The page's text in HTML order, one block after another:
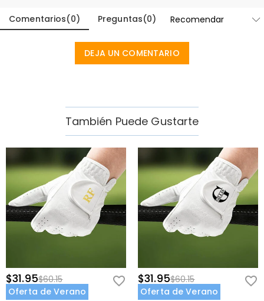
Comentarios(0) Preguntas(0)
DEJA UN COMENTARIO
También Puede Gustarte
$31.95$60.15
Oferta de Verano
$31.95$60.15
Oferta de Verano